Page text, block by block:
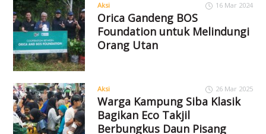
Aksi 16 Mar 2024
Orica Gandeng BOS
Foundation untuk Melindungi
Orang Utan
Aksi 26 Mar 2025
Warga Kampung Siba Klasik
Bagikan Eco Takjil
Berbungkus Daun Pisang